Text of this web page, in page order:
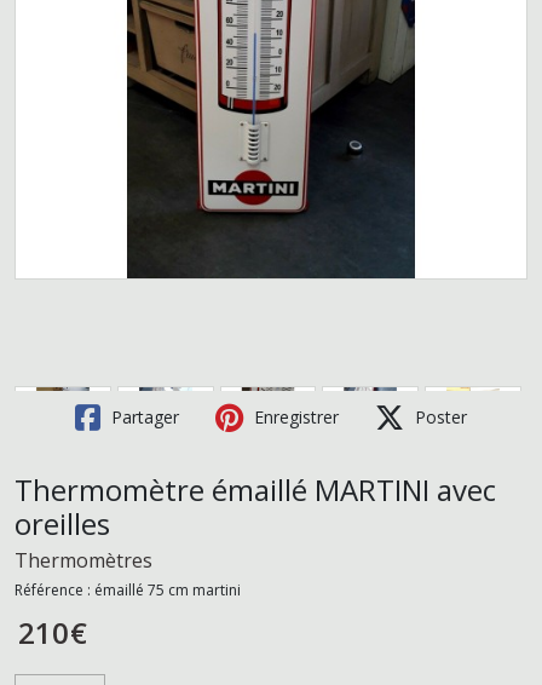
Partager Enregistrer Poster
Thermomètre émaillé MARTINI avec
oreilles
Thermomètres
Référence : émaillé 75 cm martini
210€